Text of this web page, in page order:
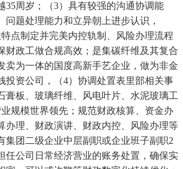
35周岁；（3）具有较强的沟通协调能
问题处理能力和立异朝上进步认识，
特点制定并完美内控轨制、风险办理流程
财政工做合规高效；是集碳纤维及其复合
卖为一体的国度高新手艺企业，做为非金
投资公司，（4）协调处置表里部相关事
膏板、玻璃纤维、风电叶片、水泥玻璃工
规模世界领先；规范财政核算、资金办
办理、财政演讲、财政内控、风险办理等
集团二级企业中层副职或企业班子副职2
任公司日常经济营业的账务处置，确保实